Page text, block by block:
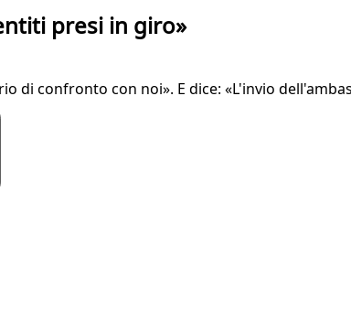
presi in giro»
di confronto con noi». E dice: «L'invio